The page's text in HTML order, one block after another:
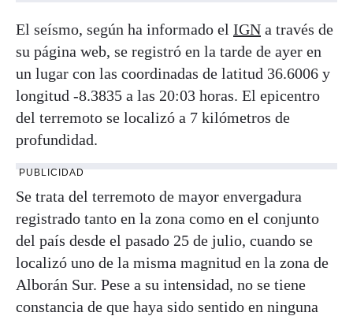
El seísmo, según ha informado el IGN a través de
su página web, se registró en la tarde de ayer en
un lugar con las coordinadas de latitud 36.6006 y
longitud -8.3835 a las 20:03 horas. El epicentro
del terremoto se localizó a 7 kilómetros de
profundidad.
PUBLICIDAD
Se trata del terremoto de mayor envergadura
registrado tanto en la zona como en el conjunto
del país desde el pasado 25 de julio, cuando se
localizó uno de la misma magnitud en la zona de
Alborán Sur. Pese a su intensidad, no se tiene
constancia de que haya sido sentido en ninguna